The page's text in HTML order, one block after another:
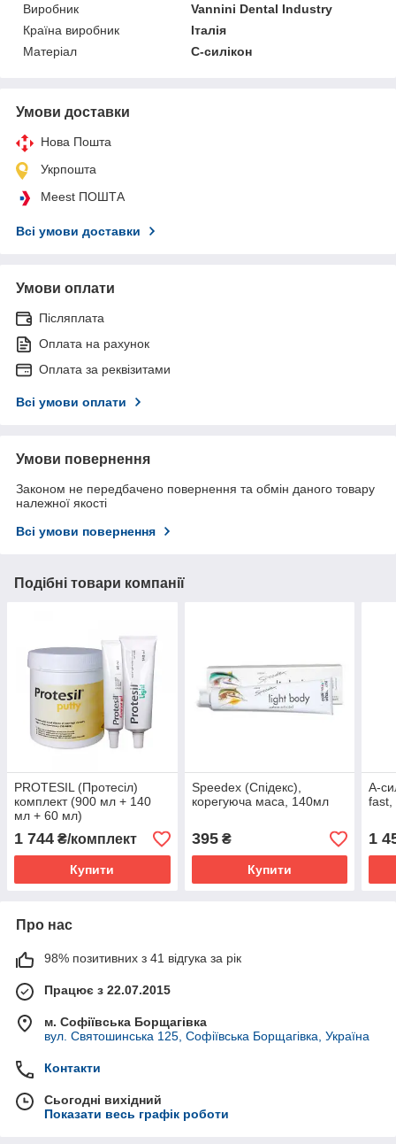
Виробник
Vannini Dental Industry
Країна виробник
Італія
Матеріал
С-силікон
Умови доставки
Нова Пошта
Укрпошта
Meest ПОШТА
Всі умови доставки
Умови оплати
Післяплата
Оплата на рахунок
Оплата за реквізитами
Всі умови оплати
Умови повернення
Законом не передбачено повернення та обмін даного товару
належної якості
Всі умови повернення
Подібні товари компанії
PROTESIL (Протесіл)
комплект (900 мл + 140
мл + 60 мл)
1 744 ₴/комплект
Купити
Speedex (Спідекс),
корегуюча маса, 140мл
395₴
Купити
А-
fast,
1
Про нас
98% позитивних з 41 відгука за рік
Працює з 22.07.2015
м. Софіївська Борщагівка
вул. Святошинська 125, Софіївська Борщагівка, Україна
Контакти
Сьогодні вихідний
Показати весь графік роботи